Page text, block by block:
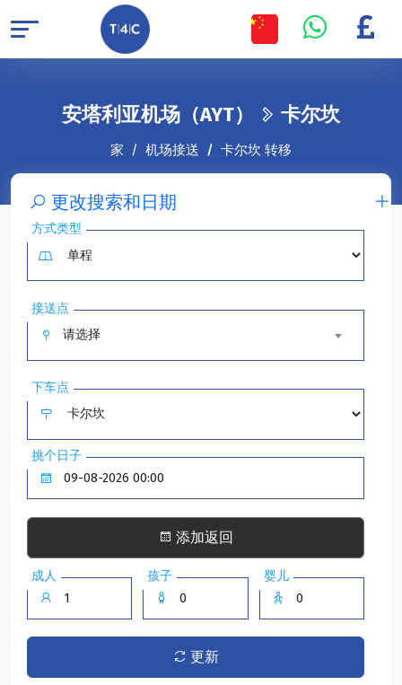
安塔利亚机场（AYT） 卡尔坎
家 机场接送 卡尔坎 转移
更改搜索和日期
方式类型
接送点
请选择
下车点
挑个日子
添加返回
成人 孩子 婴儿
更新